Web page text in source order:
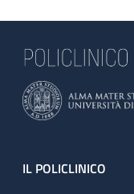
Footer
IL POLICLINICO